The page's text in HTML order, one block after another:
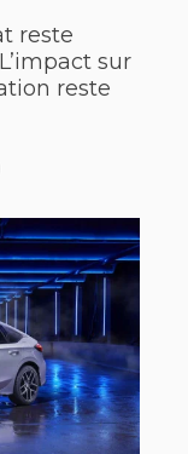
reste
sur
reste